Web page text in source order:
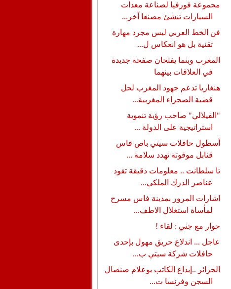
مجموعة فورفيا لصناعة معدات
السيارات تنشئ مصنعا آخر...
فن الخط العربي ليس مجرد مهارة
تقنية بل هو انعكاس ل...
المغرب وبنما يفتحان صفحة جديدة
في العلاقات بينهما
هنغاريا تدعم جهود المغرب لحل
قضية الصحراء المغربية...
"الفيلالي" صاحب رؤية تنموية
استراتيجية على الدولة ...
أسطول حافلات سيتي باص فاس
قنابل موقوتة تهدد سلامة ...
تا سلطانت .. معلومات دقيقة تقود
عناصر الدرك الملكي...
اشارات المرور بمدينة فاس مسرح
لمأساة استغلال الاطف...
حوار مع جني : لقاء !
عاجل ... اندلاع حريق مهول بإحدى
حافلات شركة سيتي ب...
الجزائر ..إيداع الكاتب بوعلام صنصال
السجن وفرنسا ت...